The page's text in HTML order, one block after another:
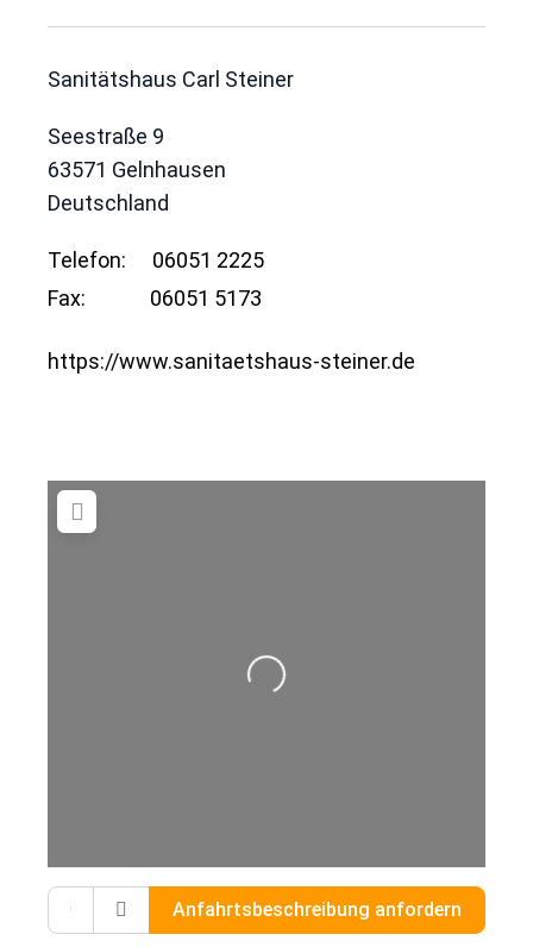
Sanitätshaus Carl Steiner
Seestraße 9
63571 Gelnhausen
Deutschland
Telefon:
06051 2225
Fax:
06051 5173
https://www.sanitaetshaus-steiner.de
Wird geladen …
Gib deinen Standort ein.
Anfahrtsbeschreibung anfordern